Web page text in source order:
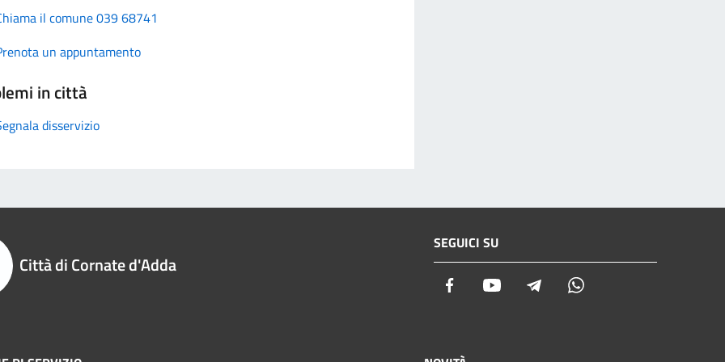
il comune 039 68741
un appuntamento
in città
disservizio
Città di Cornate d'Adda
SEGUICI SU
Facebook Youtube Telegram